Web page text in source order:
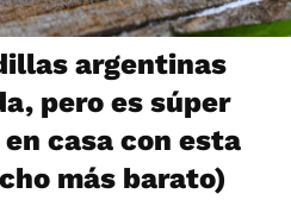
argentinas
pero es súper
casa con esta
más barato)